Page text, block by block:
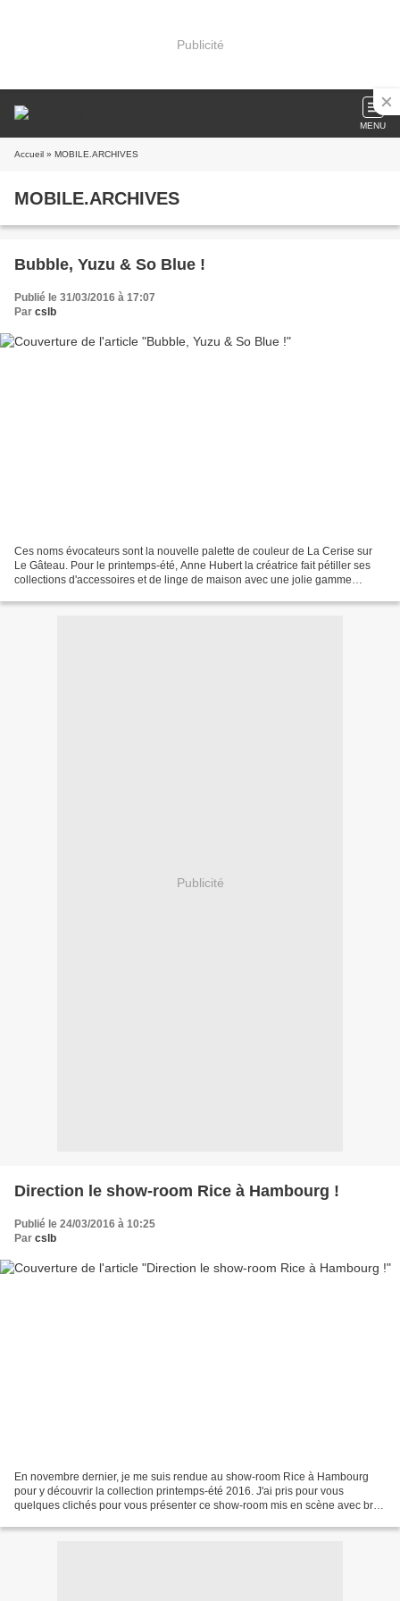
Publicité
MENU
Accueil » MOBILE.ARCHIVES
MOBILE.ARCHIVES
Bubble, Yuzu & So Blue !
Publié le 31/03/2016 à 17:07
Par cslb
Ces noms évocateurs sont la nouvelle palette de couleur de La Cerise sur
Le Gâteau. Pour le printemps-été, Anne Hubert la créatrice fait pétiller ses
collections d'accessoires et de linge de maison avec une jolie gamme
Publicité
Direction le show-room Rice à Hambourg !
Publié le 24/03/2016 à 10:25
Par cslb
En novembre dernier, je me suis rendue au show-room Rice à Hambourg
pour y découvrir la collection printemps-été 2016. J'ai pris pour vous
quelques clichés pour vous présenter ce show-room mis en scène avec brio